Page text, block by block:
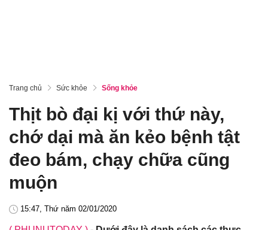
Trang chủ Sức khỏe Sống khỏe
Thịt bò đại kị với thứ này,
chớ dại mà ăn kẻo bệnh tật
đeo bám, chạy chữa cũng
muộn
15:47, Thứ năm 02/01/2020